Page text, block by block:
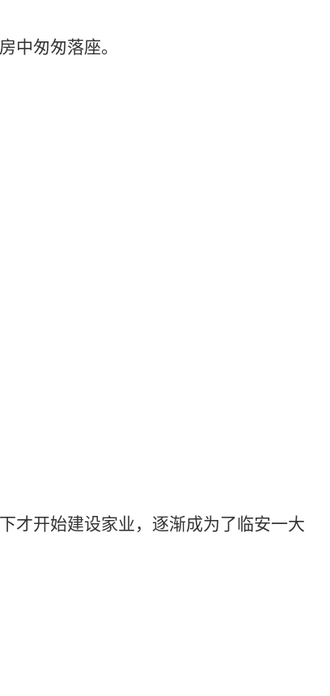
匆匆落座。
开始建设家业，逐渐成为了临安一大